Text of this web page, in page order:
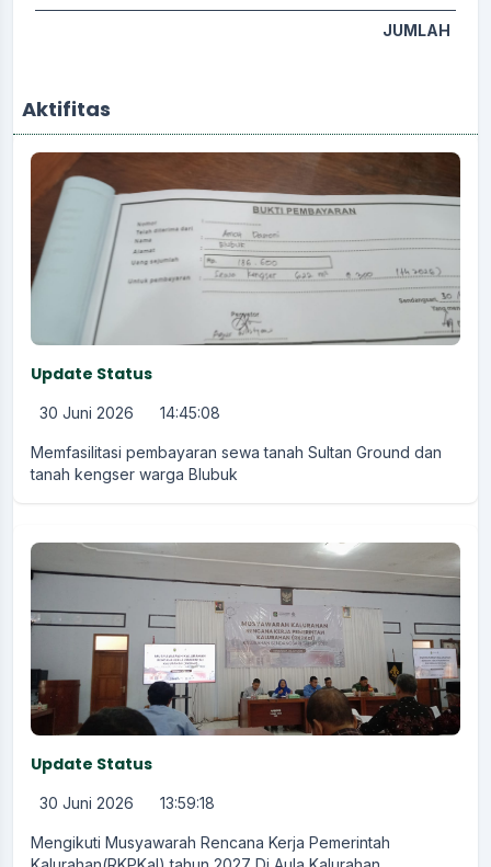
JUMLAH
Aktifitas
Update Status
30 Juni 2026 14:45:08
Memfasilitasi pembayaran sewa tanah Sultan Ground dan
tanah kengser warga Blubuk
Update Status
30 Juni 2026 13:59:18
Mengikuti Musyawarah Rencana Kerja Pemerintah